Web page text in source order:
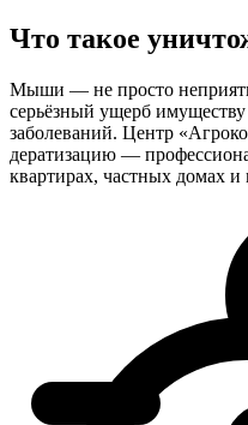
Что такое
Мыши — не просто
серьёзный ущерб
заболеваний. Центр
дератизацию —
квартирах, частных домах и